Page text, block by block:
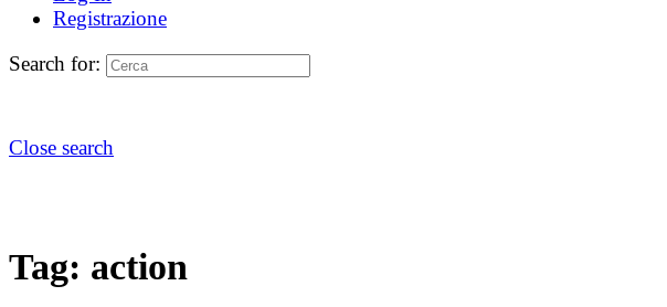
Registrazione
Search for:
Close search
Tag: action